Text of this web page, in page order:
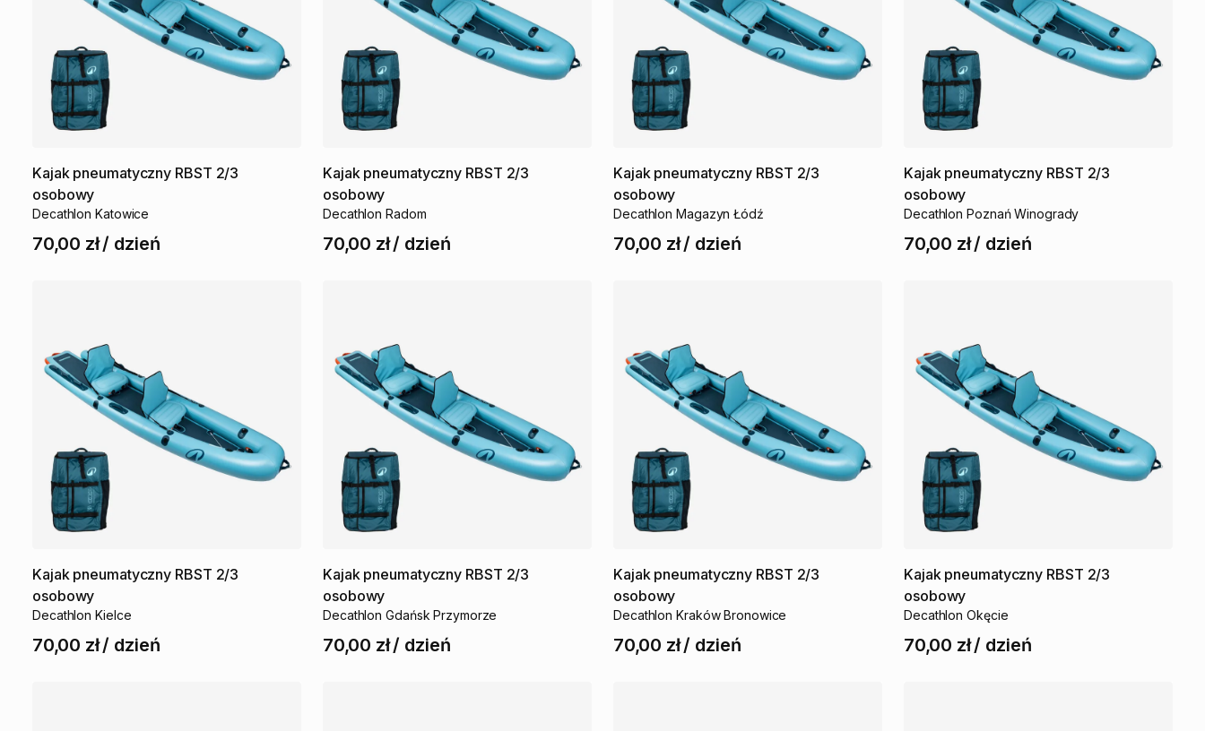
Kajak pneumatyczny RBST 2​/​3
osobowy
Decathlon Katowice
70,00 zł/ dzień
Kajak pneumatyczny RBST 2​/​3
osobowy
Decathlon Radom
70,00 zł/ dzień
Kajak pneumatyczny RBST 2​/​3
osobowy
Decathlon Magazyn Łódź
70,00 zł/ dzień
Kajak pneumatyczny RBST 2​/​3
osobowy
Decathlon Poznań Winogrady
70,00 zł/ dzień
Kajak pneumatyczny RBST 2​/​3
osobowy
Decathlon Kielce
70,00 zł/ dzień
Kajak pneumatyczny RBST 2​/​3
osobowy
Decathlon Gdańsk Przymorze
70,00 zł/ dzień
Kajak pneumatyczny RBST 2​/​3
osobowy
Decathlon Kraków Bronowice
70,00 zł/ dzień
Kajak pneumatyczny RBST 2​/​3
osobowy
Decathlon Okęcie
70,00 zł/ dzień